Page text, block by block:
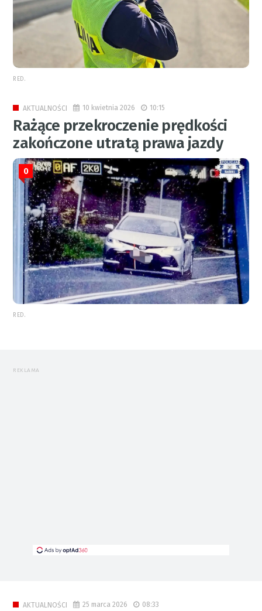
RED.
AKTUALNOŚCI 10 kwietnia 2026 10:15
Rażące przekroczenie prędkości
zakończone utratą prawa jazdy
0
RED.
REKLAMA
AKTUALNOŚCI 25 marca 2026 08:33